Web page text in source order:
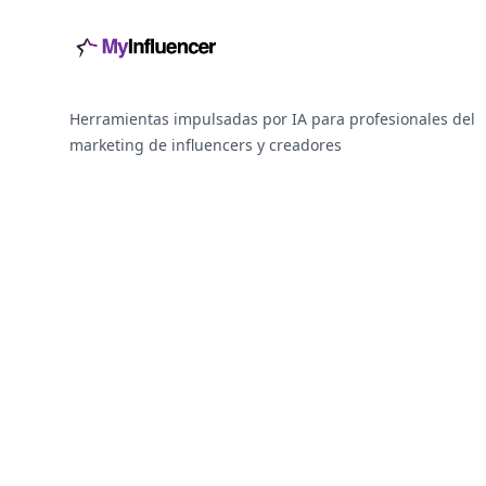
Herramientas impulsadas por IA para profesionales del
marketing de influencers y creadores